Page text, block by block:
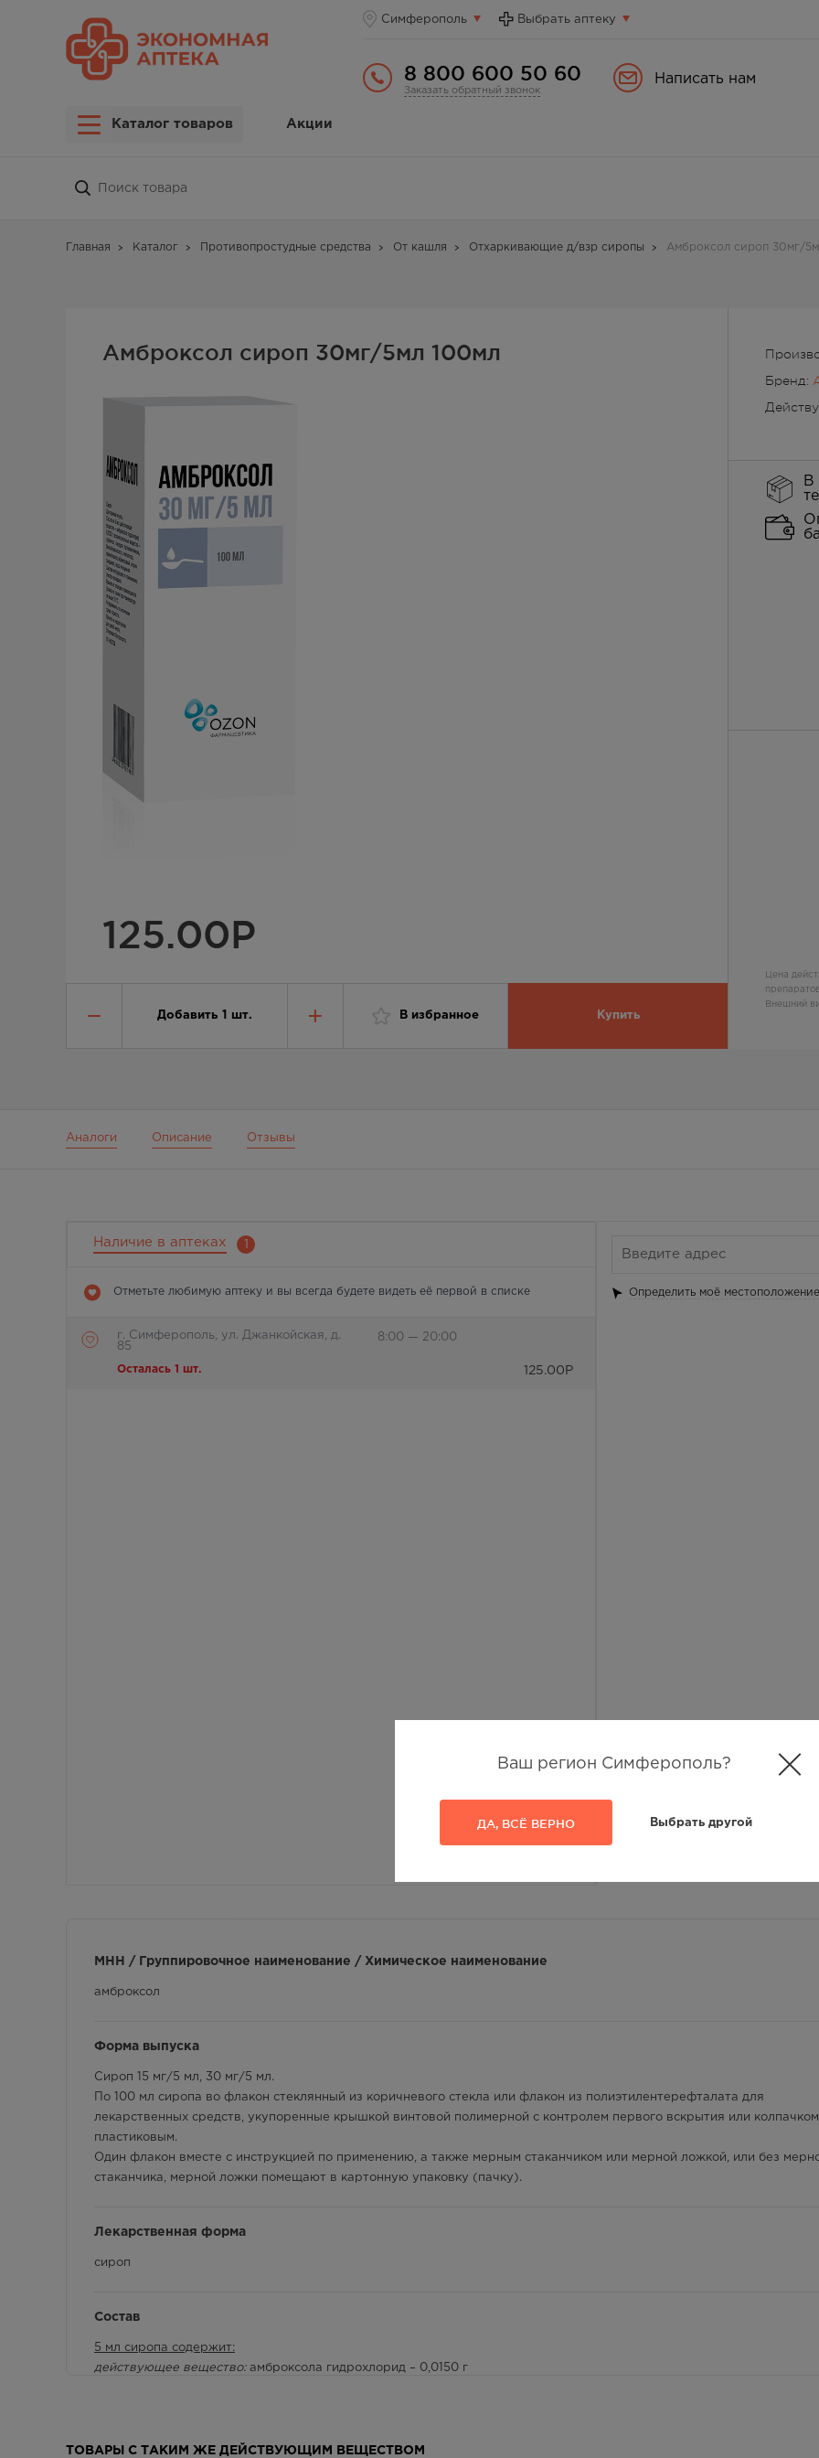
Симферополь
Ваш регион Симферополь?
ДА, ВСЁ ВЕРНО Выбрать другой
Выбрать аптеку
8 800 600 50 60
Заказать обратный звонок
Написать нам
Каталог товаров Акции
Главная Каталог Противопростудные средства От кашля Отхаркивающие д/взр сиропы Амброксол сироп 30мг/
Амброксол сироп 30мг/5мл 100мл
125.00Р
Добавить 1 шт. В избранное Купить
Бренд:
В
Цена
Внешний
Аналоги Описание Отзывы
Наличие в аптеках 1
Отметьте любимую аптеку и вы всегда будете видеть её первой в списке
г. Симферополь, ул. Джанкойская, д.
85
Осталась 1 шт.
8:00 — 20:00
125.00 Р
Определить моё местоположение
МНН / Группировочное наименование / Химическое наименование
амброксол
Форма выпуска
Сироп 15 мг/5 мл, 30 мг/5 мл.
По 100 мл сиропа во флакон стеклянный из коричневого стекла или флакон из полиэтилентерефталата для
лекарственных средств, укупоренные крышкой винтовой полимерной с контролем первого вскрытия или колпачком
пластиковым.
Один флакон вместе с инструкцией по применению, а также мерным стаканчиком или мерной ложкой, или без
стаканчика, мерной ложки помещают в картонную упаковку (пачку).
Лекарственная форма
сироп
Состав
5 мл сиропа содержит:
действующее вещество:амброксола гидрохлорид – 0,0150 г
5 мл сиропа содержит:
ТОВАРЫ С ТАКИМ ЖЕ ДЕЙСТВУЮЩИМ ВЕЩЕСТВОМ